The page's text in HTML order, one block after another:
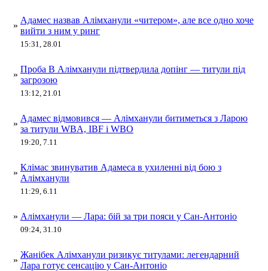
»
Адамес назвав Алімханули «читером», але все одно хоче
вийти з ним у ринг
15:31, 28.01
»
Проба B Алімханули підтвердила допінг — титули під
загрозою
13:12, 21.01
»
Адамес відмовився — Алімханули битиметься з Ларою
за титули WBA, IBF і WBO
19:20, 7.11
»
Клімас звинуватив Адамеса в ухиленні від бою з
Алімханули
11:29, 6.11
» Алімханули — Лара: бій за три пояси у Сан-Антоніо
09:24, 31.10
»
Жанібек Алімханули ризикує титулами: легендарний
Лара готує сенсацію у Сан-Антоніо